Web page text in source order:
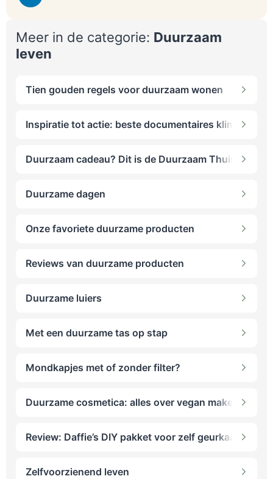
Meer in de categorie: Duurzaam
leven
Tien gouden regels voor duurzaam wonen
Inspiratie tot actie: beste documentaires
Duurzaam cadeau? Dit is de Duurzaam Thuis
Duurzame dagen
Onze favoriete duurzame producten
Reviews van duurzame producten
Duurzame luiers
Met een duurzame tas op stap
Mondkapjes met of zonder filter?
Duurzame cosmetica: alles over vegan make-up
Review: Daffie’s DIY pakket voor zelf geurkaarsen
Zelfvoorzienend leven